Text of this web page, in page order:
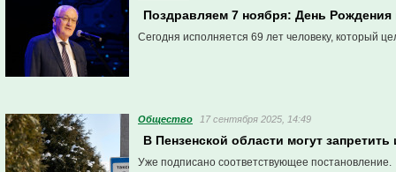
Поздравляем 7 ноября: День
Сегодня исполняется 69 лет человеку, который
Общество 17 сентября 2025, 14:49
В Пензенской области могут
Уже подписано соответствующее постановление.